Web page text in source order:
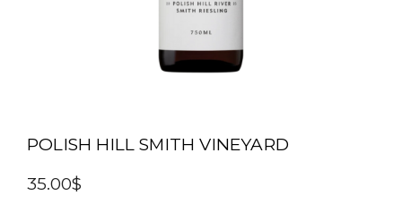
POLISH HILL SMITH VINEYARD
35.00$